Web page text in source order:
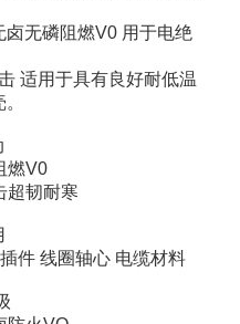
无磷阻燃V0 用于电绝
适用于具有良好耐低温
燃V0
韧耐寒
件 线圈轴心 电缆材料